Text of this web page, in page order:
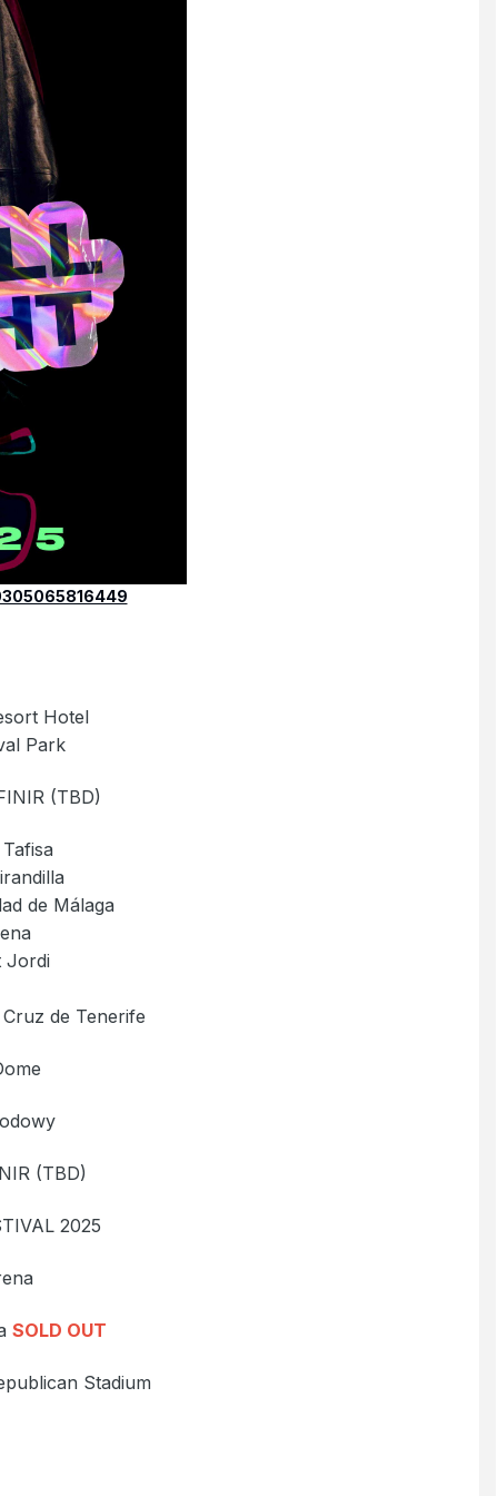
Hotel
Park
(TBD)
de Málaga
Jordi
de Tenerife
(TBD)
2025
SOLD OUT
Stadium